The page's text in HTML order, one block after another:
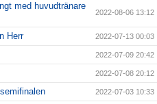
med huvudtränare
2022-08-06 13:12
Herr 2022-07-13 00:03
2022-07-09 20:42
2022-07-08 20:12
2022-07-03 10:33